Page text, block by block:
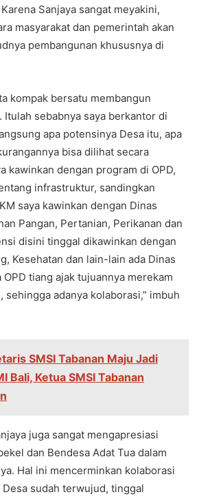
Sanjaya sangat meyakini,
masyarakat dan pemerintah akan
pembangunan khususnya di
kompak bersatu membangun
Itulah sebabnya saya berkantor di
apa potensinya Desa itu, apa
bisa dilihat secara
kawinkan dengan program di OPD,
infrastruktur, sandingkan
saya kawinkan dengan Dinas
Pangan, Pertanian, Perikanan dan
disini tinggal dikawinkan dengan
Kesehatan dan lain-lain ada Dinas
OPD tiang ajak tujuannya merekam
adanya kolaborasi,” imbuh
SMSI Tabanan Maju Jadi
Bali, Ketua SMSI Tabanan
juga sangat mengapresiasi
dan Bendesa Adat Tua dalam
Hal ini mencerminkan kolaborasi
sudah terwujud, tinggal